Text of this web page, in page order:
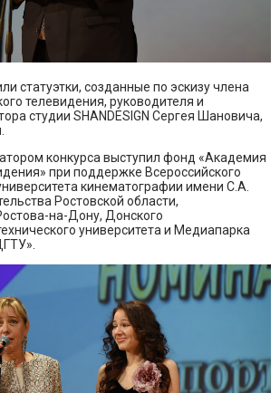
статуэтки, созданные по эскизу члена
телевидения, руководителя и
студии SHANDESIGN Сергея Шановича,
конкурса выступил фонд «Академия
при поддержке Всероссийского
кинематографии имени С.А.
Ростовской области,
на-Дону, Донского
университета и Медиапарка